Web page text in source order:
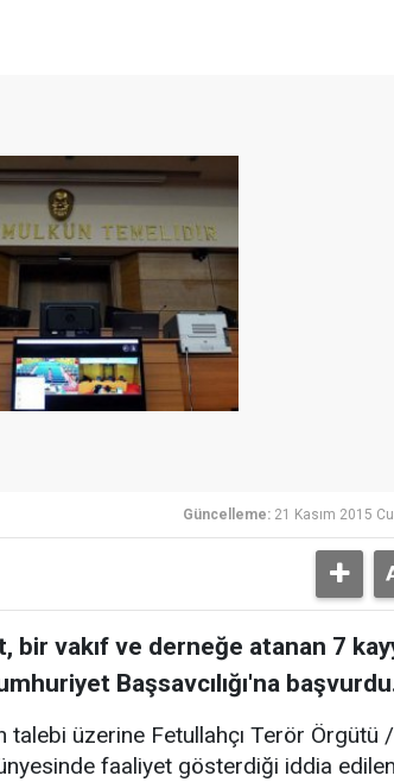
Güncelleme: 21 Kasım 2015
bir vakıf ve derneğe atanan 7
Başsavcılığı'na
talebi üzerine Fetullahçı Terör Örgütü
faaliyet gösterdiği iddia